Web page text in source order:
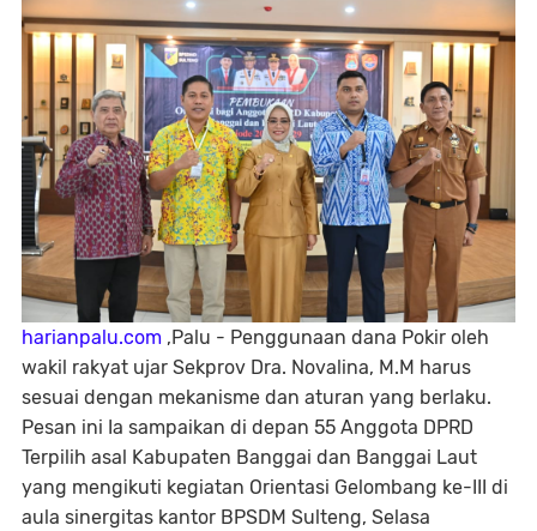
harianpalu.com ,Palu - Penggunaan dana Pokir oleh
wakil rakyat ujar Sekprov Dra. Novalina, M.M harus
sesuai dengan mekanisme dan aturan yang berlaku.
Pesan ini Ia sampaikan di depan 55 Anggota DPRD
Terpilih asal Kabupaten Banggai dan Banggai Laut
yang mengikuti kegiatan Orientasi Gelombang ke-III di
aula sinergitas kantor BPSDM Sulteng, Selasa